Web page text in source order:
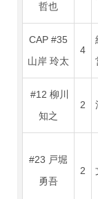
哲也
CAP #35
山岸 玲太
4
#12 柳川
知之
2
#23 戸堀
勇吾
2